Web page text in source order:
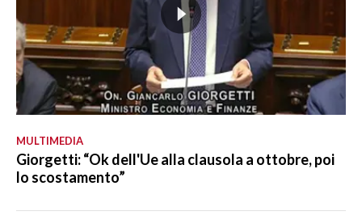
MULTIMEDIA
Giorgetti: “Ok dell'Ue alla clausola a ottobre, poi
lo scostamento”